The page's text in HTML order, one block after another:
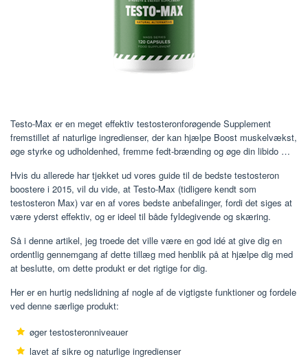
Testo-Max er en meget effektiv testosteronforøgende Supplement
fremstillet af naturlige ingredienser, der kan hjælpe Boost muskelvækst,
øge styrke og udholdenhed, fremme fedt-brænding og øge din libido …
Hvis du allerede har tjekket ud vores guide til de bedste testosteron
boostere i 2015, vil du vide, at Testo-Max (tidligere kendt som
testosteron Max) var en af ​​vores bedste anbefalinger, fordi det siges at
være yderst effektiv, og er ideel til både fyldegivende og skæring.
Så i denne artikel, jeg troede det ville være en god idé at give dig en
ordentlig gennemgang af dette tillæg med henblik på at hjælpe dig med
at beslutte, om dette produkt er det rigtige for dig.
Her er en hurtig nedslidning af nogle af de vigtigste funktioner og fordele
ved denne særlige produkt:
øger testosteronniveauer
lavet af sikre og naturlige ingredienser